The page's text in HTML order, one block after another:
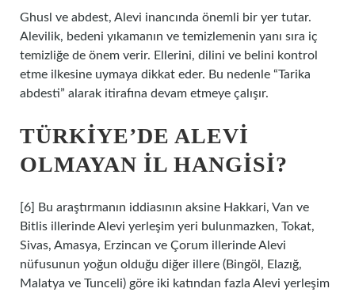
Ghusl ve abdest, Alevi inancında önemli bir yer tutar.
Alevilik, bedeni yıkamanın ve temizlemenin yanı sıra iç
temizliğe de önem verir. Ellerini, dilini ve belini kontrol
etme ilkesine uymaya dikkat eder. Bu nedenle “Tarika
abdesti” alarak itirafına devam etmeye çalışır.
TÜRKIYE’DE ALEVI
OLMAYAN IL HANGISI?
[6] Bu araştırmanın iddiasının aksine Hakkari, Van ve
Bitlis illerinde Alevi yerleşim yeri bulunmazken, Tokat,
Sivas, Amasya, Erzincan ve Çorum illerinde Alevi
nüfusunun yoğun olduğu diğer illere (Bingöl, Elazığ,
Malatya ve Tunceli) göre iki katından fazla Alevi yerleşim